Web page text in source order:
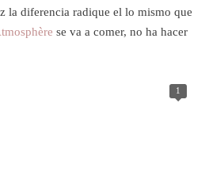
la diferencia radique el lo mismo que
se va a comer, no ha hacer
1